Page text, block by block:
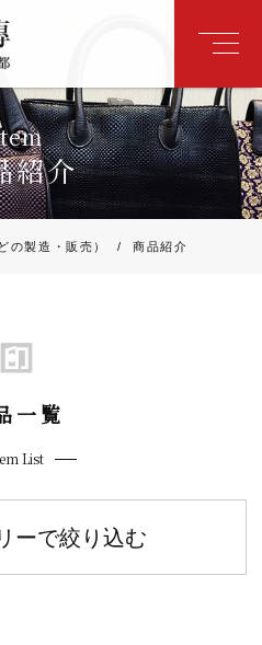
紹介
の製造・販売） / 商品紹介
一覧
List
ーで絞り込む